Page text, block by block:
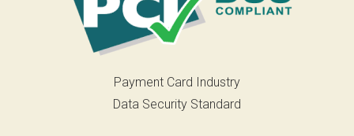
Payment Card Industry
Data Security Standard